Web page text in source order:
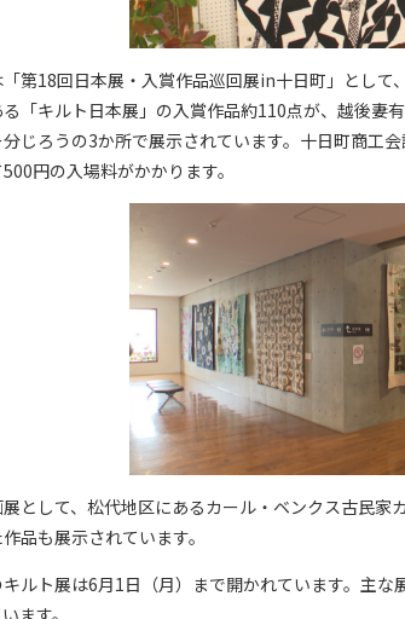
「第18回日本展・入賞作品巡回展in十日町」とし
「キルト日本展」の入賞作品約110点が、越後妻
じろうの3か所で展示されています。十日町商工
円の入場料がかかります。
として、松代地区にあるカール・ベンクス古民
品も展示されています。
ルト展は6月1日（月）まで開かれています。主
ます。